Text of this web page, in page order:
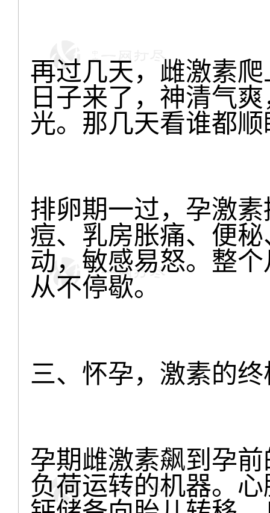
再过几天，雌激素
日子来了，神清气
光。那几天看谁都
排卵期一过，孕激
痘、乳房胀痛、便
动，敏感易怒。整
从不停歇。
三、怀孕，激素的
孕期雌激素飙到孕
负荷运转的机器。